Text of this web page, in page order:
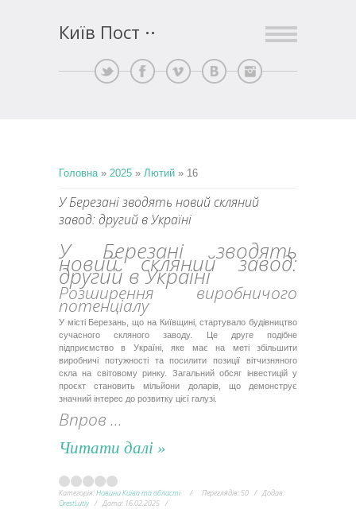
Київ Пост
Головна » 2025 » Лютий » 16
У Березані зводять новий скляний
завод: другий в Україні
У Березані зводять
новий скляний завод:
другий в Україні
Розширення виробничого
потенціалу
У місті Березань, що на Київщині, стартувало будівництво
сучасного скляного заводу. Це друге подібне
підприємство в Україні, яке має на меті збільшити
виробничі потужності та посилити позиції вітчизняного
скла на світовому ринку. Загальний обсяг інвестицій у
проєкт становить мільйони доларів, що демонструє
значний інтерес до розвитку цієї галузі.
Впров ...
Читати далі »
Категорія:Новини Київа та області Переглядів:50
Додав:
OrestLutiy
Дата: 16.02.2025